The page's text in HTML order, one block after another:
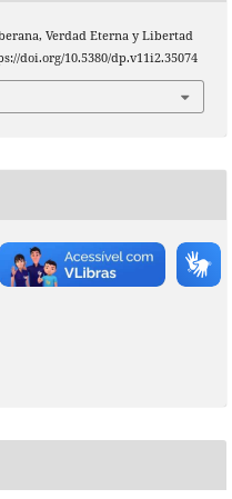
Verdad Eterna y Libertad
doi.org/10.5380/dp.v11i2.35074
em Leibniz